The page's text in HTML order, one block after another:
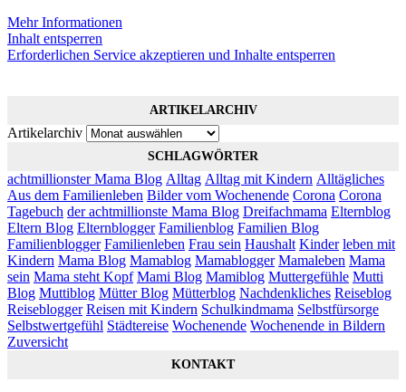
Mehr Informationen
Inhalt entsperren
Erforderlichen Service akzeptieren und Inhalte entsperren
ARTIKELARCHIV
Artikelarchiv
SCHLAGWÖRTER
achtmillionster Mama Blog Alltag Alltag mit Kindern Alltägliches
Aus dem Familienleben Bilder vom Wochenende Corona Corona
Tagebuch der achtmillionste Mama Blog Dreifachmama Elternblog
Eltern Blog Elternblogger Familienblog Familien Blog
Familienblogger Familienleben Frau sein Haushalt Kinder leben mit
Kindern Mama Blog Mamablog Mamablogger Mamaleben Mama
sein Mama steht Kopf Mami Blog Mamiblog Muttergefühle Mutti
Blog Muttiblog Mütter Blog Mütterblog Nachdenkliches Reiseblog
Reiseblogger Reisen mit Kindern Schulkindmama Selbstfürsorge
Selbstwertgefühl Städtereise Wochenende Wochenende in Bildern
Zuversicht
KONTAKT